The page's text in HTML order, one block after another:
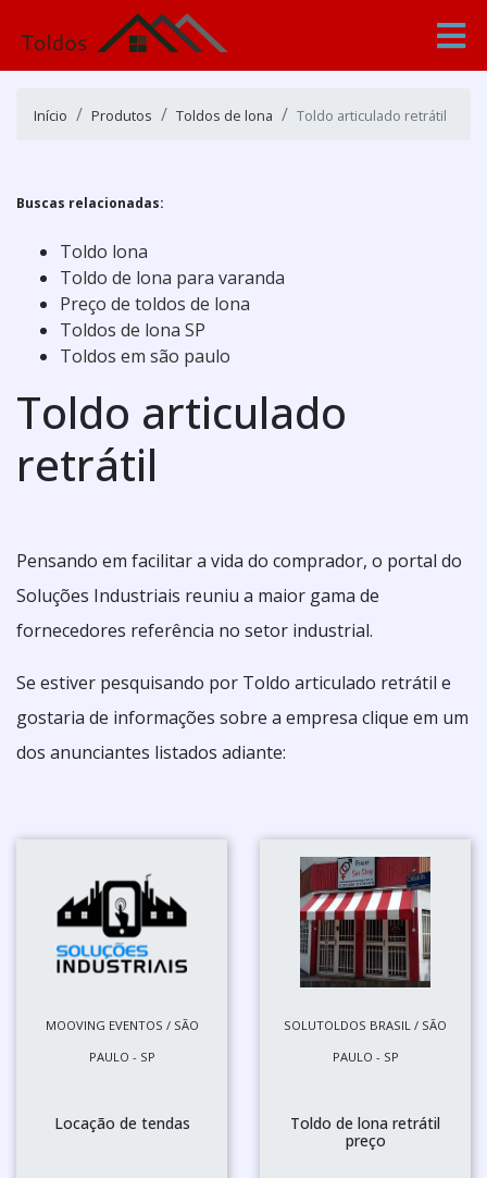
Início Produtos Toldos de lona Toldo articulado retrátil
Buscas relacionadas:
Toldo lona
Toldo de lona para varanda
Preço de toldos de lona
Toldos de lona SP
Toldos em são paulo
Toldo articulado
retrátil
Pensando em facilitar a vida do comprador, o portal do
Soluções Industriais reuniu a maior gama de
fornecedores referência no setor industrial.
Se estiver pesquisando por Toldo articulado retrátil e
gostaria de informações sobre a empresa clique em um
dos anunciantes listados adiante:
MOOVING EVENTOS / SÃO
PAULO - SP
Locação de tendas
SOLUTOLDOS BRASIL / SÃO
PAULO - SP
Toldo de lona retrátil
preço